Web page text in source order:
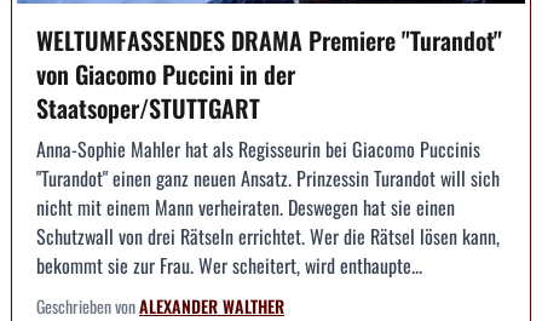
WELTUMFASSENDES DRAMA Premiere "Turandot"
von Giacomo Puccini in der
Staatsoper/STUTTGART
Anna-Sophie Mahler hat als Regisseurin bei Giacomo Puccinis
"Turandot" einen ganz neuen Ansatz. Prinzessin Turandot will sich
nicht mit einem Mann verheiraten. Deswegen hat sie einen
Schutzwall von drei Rätseln errichtet. Wer die Rätsel lösen kann,
bekommt sie zur Frau. Wer scheitert, wird enthaupte...
Geschrieben vonALEXANDER WALTHER